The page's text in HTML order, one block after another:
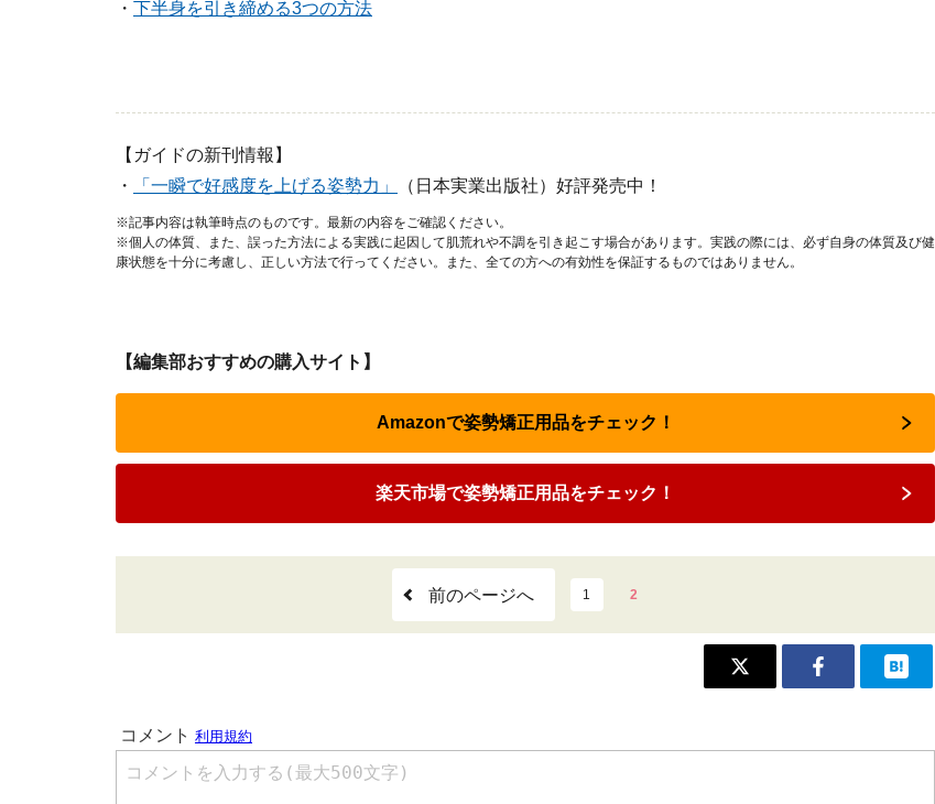
・ 下半身を引き締める3つの方法
【ガイドの新刊情報】
・
「一瞬で好感度を上げる姿勢力」 （日本実業出版社）好評発売中！
※記事内容は執筆時点のものです。最新の内容をご確認ください。
※個人の体質、また、誤った方法による実践に起因して肌荒れや不調を引き起こす場合があります。実践の際には、必ず自身の体質及び健
康状態を十分に考慮し、正しい方法で行ってください。また、全ての方への有効性を保証するものではありません。
【編集部おすすめの購入サイト】
Amazonで姿勢矯正用品をチェック！
楽天市場で姿勢矯正用品をチェック！
前のページへ 1 2